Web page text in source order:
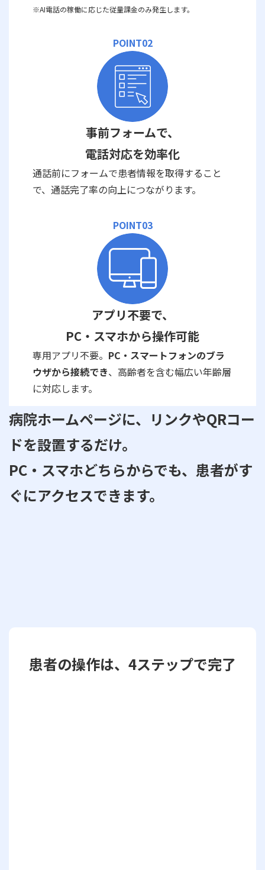
※AI電話の稼働に応じた従量課金のみ発生します。
POINT02
事前フォームで、
電話対応を効率化
通話前にフォームで患者情報を取得すること
で、通話完了率の向上につながります。
POINT03
アプリ不要で、
PC・スマホから操作可能
専用アプリ不要。 PC・スマートフォンのブラ
ウザから接続でき、高齢者を含む幅広い年齢層
に対応します。
病院ホームページに、リンクやQRコー
ドを設置するだけ。
PC・スマホどちらからでも、患者がす
ぐにアクセスできます。
患者の操作は、4ステップで完了